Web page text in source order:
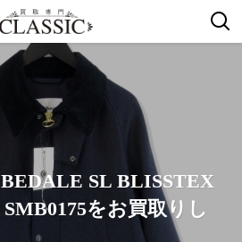
SL BLISSTEX
をお買取りし